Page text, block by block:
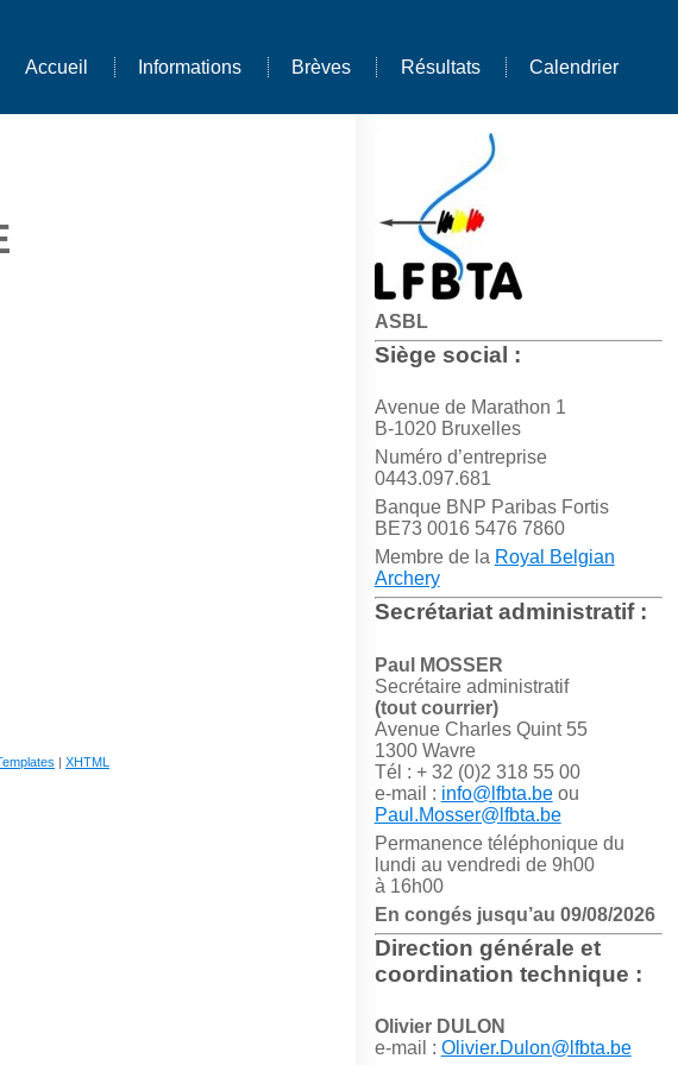
Accueil Informations Brèves Résultats Calendrier
ASBL
Siège social :
Avenue de Marathon 1
B-1020 Bruxelles
Numéro d’entreprise
0443.097.681
Banque BNP Paribas Fortis
BE73 0016 5476 7860
Membre de la Royal Belgian
Archery
Secrétariat administratif :
Paul MOSSER
Secrétaire administratif
(tout courrier)
Avenue Charles Quint 55
1300 Wavre
Tél : + 32 (0)2 318 55 00
e-mail : info@lfbta.beou
Paul.Mosser@lfbta.be
Permanence téléphonique du
lundi au vendredi de 9h00
à 16h00
En congés jusqu’au 09/08/2026
Direction générale et
coordination technique :
Olivier DULON
e-mail : Olivier.Dulon@lfbta.be
| XHTML